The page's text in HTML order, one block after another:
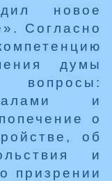
новое
Согласно
думы
вопросы:
и
о
об
и
призрении